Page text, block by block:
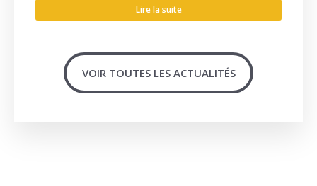
Lire la suite
VOIR TOUTES LES ACTUALITÉS